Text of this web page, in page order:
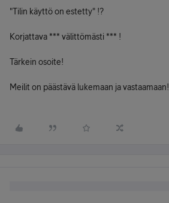
"Tilin käyttö on estetty" !?
Korjattava *** välittömästi *** !
Tärkein osoite!
Meilit on päästävä lukemaan ja vastaamaan!